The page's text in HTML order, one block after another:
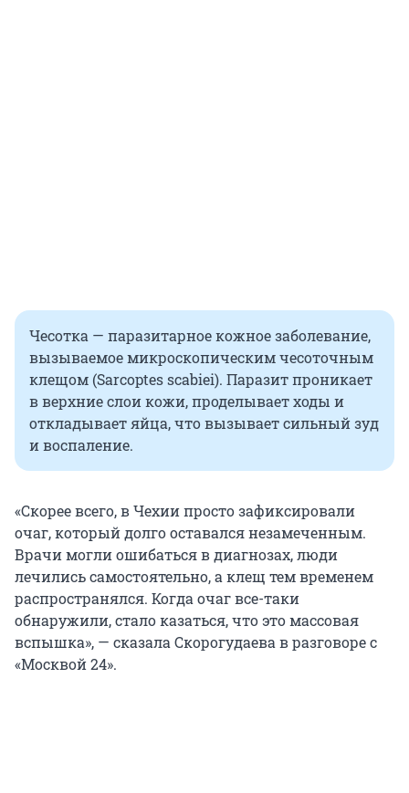
Чесотка — паразитарное кожное заболевание,
вызываемое микроскопическим чесоточным
клещом (Sarcoptes scabiei). Паразит проникает
в верхние слои кожи, проделывает ходы и
откладывает яйца, что вызывает сильный зуд
и воспаление.
«Скорее всего, в Чехии просто зафиксировали
очаг, который долго оставался незамеченным.
Врачи могли ошибаться в диагнозах, люди
лечились самостоятельно, а клещ тем временем
распространялся. Когда очаг все-таки
обнаружили, стало казаться, что это массовая
вспышка», — сказала Скорогудаева в разговоре с
«Москвой 24».